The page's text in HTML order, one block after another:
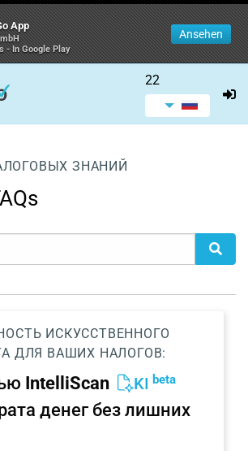
App
- In Google Play
Ansehen
22
ЗНАНИЙ
ИСКУССТВЕННОГО
ДЛЯ ВАШИХ НАЛОГОВ:
IntelliScan KI beta
денег без лишних